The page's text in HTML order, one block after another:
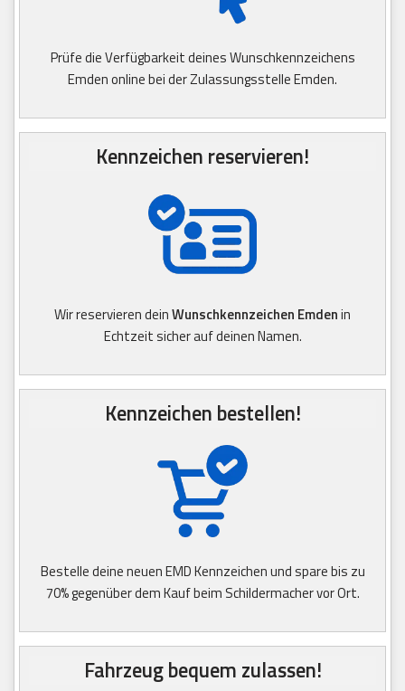
Prüfe die Verfügbarkeit deines Wunschkennzeichens
Emden online bei der Zulassungsstelle Emden.
Kennzeichen reservieren!
Wir reservieren deinWunschkennzeichen Emdenin
Echtzeit sicher auf deinen Namen.
Kennzeichen bestellen!
Bestelle deine neuen EMD Kennzeichen und spare bis zu
70% gegenüber dem Kauf beim Schildermacher vor Ort.
Fahrzeug bequem zulassen!